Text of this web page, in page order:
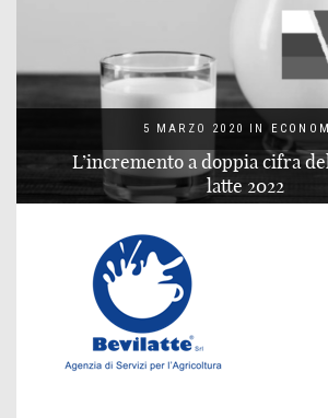
5 MARZO 2020 IN
L’incremento a doppia cifra
latte 2022